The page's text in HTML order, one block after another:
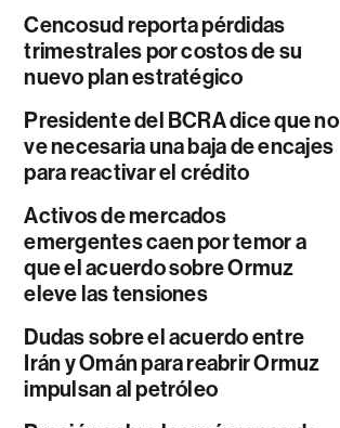
Cencosud reporta pérdidas
trimestrales por costos de su
nuevo plan estratégico
Presidente del BCRA dice que no
ve necesaria una baja de encajes
para reactivar el crédito
Activos de mercados
emergentes caen por temor a
que el acuerdo sobre Ormuz
eleve las tensiones
Dudas sobre el acuerdo entre
Irán y Omán para reabrir Ormuz
impulsan al petróleo